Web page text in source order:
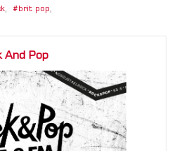
, brit pop,
And Pop